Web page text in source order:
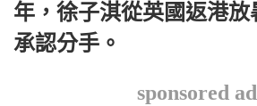
年，徐子淇從英國返港放
承認分手。
sponsored